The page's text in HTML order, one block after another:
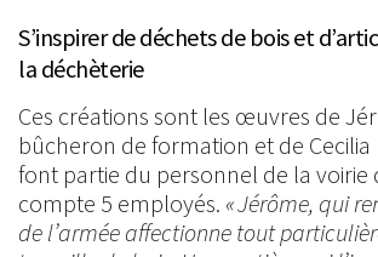
S’inspirer de déchets de bois et
la déchèterie
Ces créations sont les œuvres de
bûcheron de formation et de Cecilia
font partie du personnel de la voirie
compte 5 employés. « Jérôme, qui
de l’armée affectionne tout